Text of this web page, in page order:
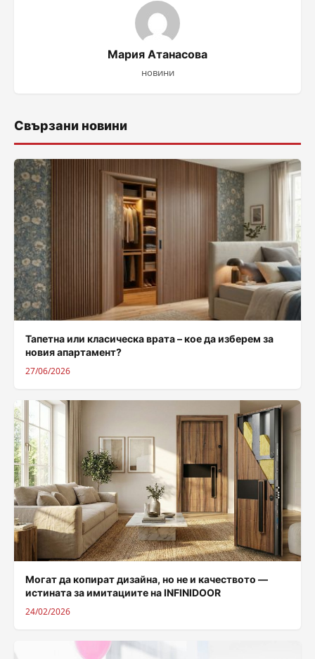
Мария Атанасова
новини
Свързани новини
Тапетна или класическа врата – кое да изберем за
новия апартамент?
27/06/2026
Могат да копират дизайна, но не и качеството —
истината за имитациите на INFINIDOOR
24/02/2026